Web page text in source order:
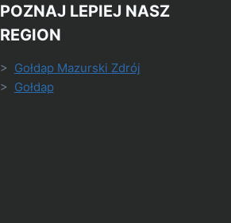
POZNAJ LEPIEJ NASZ
REGION
> Gołdap Mazurski Zdrój
> Gołdap